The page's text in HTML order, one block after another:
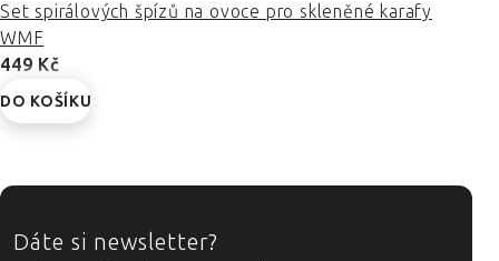
Set spirálových špízů na ovoce pro skleněné karafy
WMF
449 Kč
DO KOŠÍKU
ZÁPATÍ
Dáte si newsletter?